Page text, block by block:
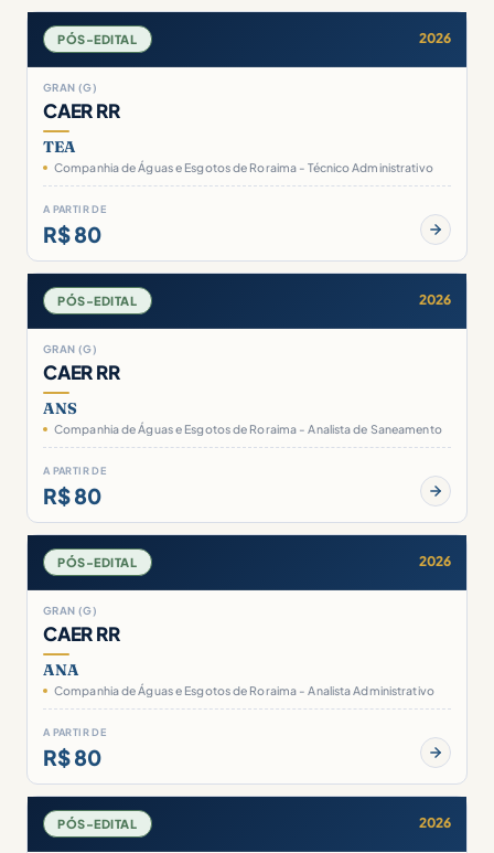
PÓS-EDITAL 2026
GRAN (G)
CAER RR
TEA
Companhia de Águas e Esgotos de Roraima - Técnico Administrativo
A PARTIR DE
R$ 80
PÓS-EDITAL 2026
GRAN (G)
CAER RR
ANS
Companhia de Águas e Esgotos de Roraima - Analista de Saneamento
A PARTIR DE
R$ 80
PÓS-EDITAL 2026
GRAN (G)
CAER RR
ANA
Companhia de Águas e Esgotos de Roraima - Analista Administrativo
A PARTIR DE
R$ 80
PÓS-EDITAL 2026